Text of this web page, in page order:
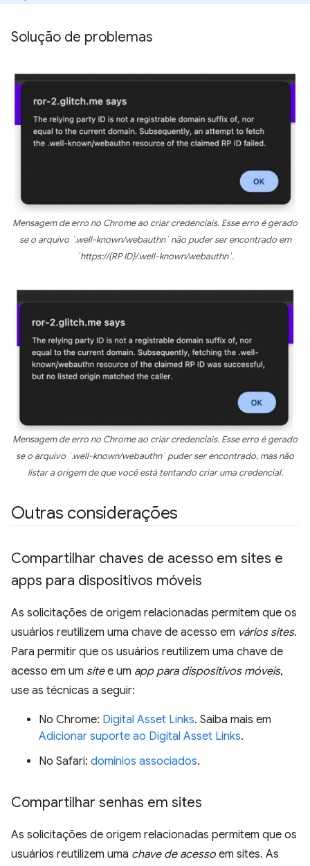
Solução de problemas
Mensagem de erro no Chrome ao criar credenciais. Esse erro é gerado
se o arquivo `.well-known/webauthn` não puder ser encontrado em
`https://{RP ID}/.well-known/webauthn`.
Mensagem de erro no Chrome ao criar credenciais. Esse erro é gerado
se o arquivo `.well-known/webauthn` puder ser encontrado, mas não
listar a origem de que você está tentando criar uma credencial.
Outras considerações
Compartilhar chaves de acesso em sites e
apps para dispositivos móveis
As solicitações de origem relacionadas permitem que os
usuários reutilizem uma chave de acesso em vários sites.
Para permitir que os usuários reutilizem uma chave de
acesso em um sitee um app para dispositivos móveis,
use as técnicas a seguir:
No Chrome: Digital Asset Links. Saiba mais em
Adicionar suporte ao Digital Asset Links.
No Safari: domínios associados.
Compartilhar senhas em sites
As solicitações de origem relacionadas permitem que os
usuários reutilizem uma chave de acesso em sites. As